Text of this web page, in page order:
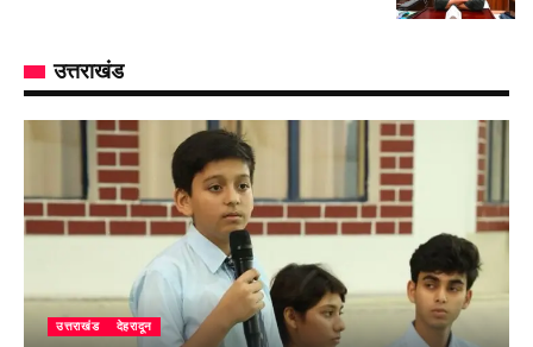
उत्तराखंड
उत्तराखंड देहरादून